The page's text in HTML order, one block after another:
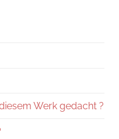
Werk gedacht ?